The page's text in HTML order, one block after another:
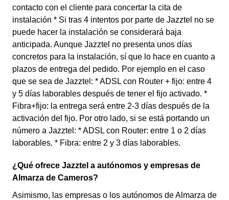
contacto con el cliente para concertar la cita de
instalación * Si tras 4 intentos por parte de Jazztel no se
puede hacer la instalación se considerará baja
anticipada. Aunque Jazztel no presenta unos días
concretos para la instalación, sí que lo hace en cuanto a
plazos de entrega del pedido. Por ejemplo en el caso
que se sea de Jazztel: * ADSL con Router + fijo: entre 4
y 5 días laborables después de tener el fijo activado. *
Fibra+fijo: la entrega será entre 2-3 días después de la
activación del fijo. Por otro lado, si se está portando un
número a Jazztel: * ADSL con Router: entre 1 o 2 días
laborables. * Fibra: entre 2 y 3 días laborables.
¿Qué ofrece Jazztel a autónomos y empresas de
Almarza de Cameros?
Asimismo, las empresas o los autónomos de Almarza de